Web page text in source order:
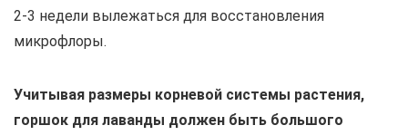
2-3 недели вылежаться для восстановления
микрофлоры.
Учитывая размеры корневой системы растения,
горшок для лаванды должен быть большого